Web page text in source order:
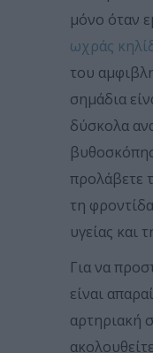
μόνο όταν
ωχράς
του
σημάδια
δύσκολα
προλάβετε
τη
υγείας και
Για να
είναι
αρτηριακή